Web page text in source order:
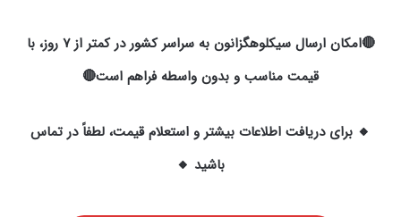
🔴امکان ارسال سیکلوهگزانون به سراسر کشور در کمتر از ۷ روز، با
قیمت مناسب و بدون واسطه فراهم است🔴
🔸 برای دریافت اطلاعات بیشتر و استعلام قیمت، لطفاً در تماس
باشید 🔸